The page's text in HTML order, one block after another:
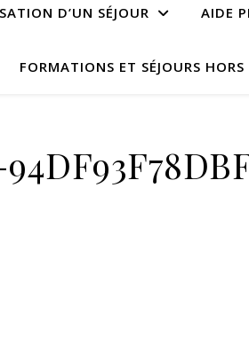
D’UN SÉJOUR AIDE
FORMATIONS ET SÉJOURS HORS